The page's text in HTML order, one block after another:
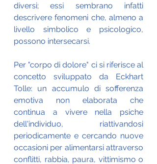
diversi; essi sembrano infatti
descrivere fenomeni che, almeno a
livello simbolico e psicologico,
possono intersecarsi.
Per "corpo di dolore" ci si riferisce al
concetto sviluppato da Eckhart
Tolle: un accumulo di sofferenza
emotiva non elaborata che
continua a vivere nella psiche
dell'individuo, riattivandosi
periodicamente e cercando nuove
occasioni per alimentarsi attraverso
conflitti, rabbia, paura, vittimismo o